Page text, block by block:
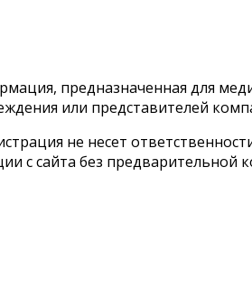
предназначенная для
или представителей
не несет
с сайта без предварительной